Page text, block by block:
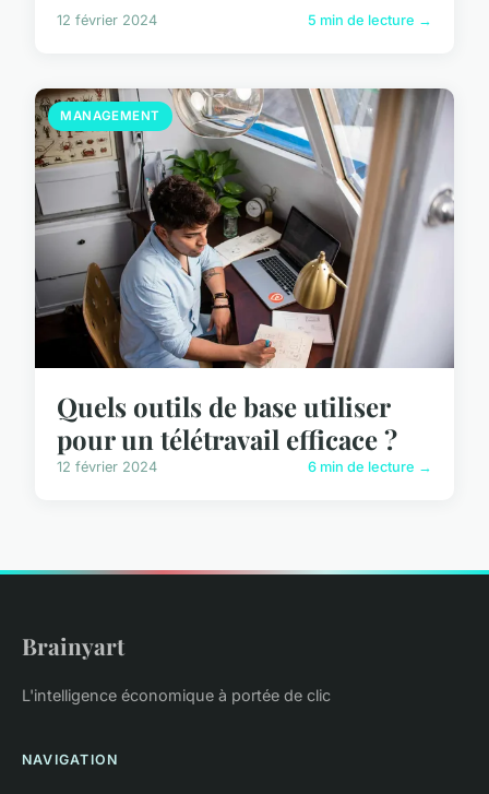
12 février 2024 5 min de lecture →
MANAGEMENT
Quels outils de base utiliser
pour un télétravail efficace ?
12 février 2024 6 min de lecture →
Brainyart
L'intelligence économique à portée de clic
NAVIGATION